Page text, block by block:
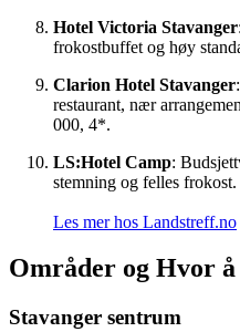
Hotel Victoria Stavanger
frokostbuffet og høy
Clarion Hotel Stavanger
restaurant, nær
000, 4*.
LS:Hotel Camp:
stemning og felles
Les mer hos Landstreff.no
Områder og Hvor å
Stavanger sentrum